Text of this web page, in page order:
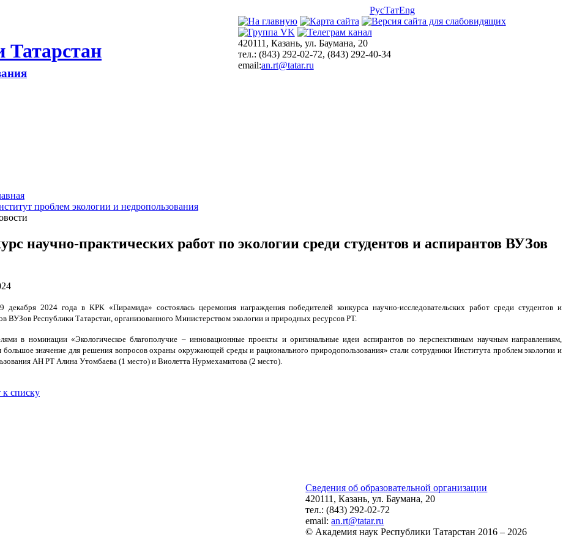
РусТатEng
Татарстан
420111, Казань, ул. Баумана, 20
тел.: (843) 292-02-72, (843) 292-40-34
email:an.rt@tatar.ru
проблем экологии и недропользования
научно-практических работ по экологии среди студентов и аспирантов ВУЗов
декабря 2024 года в КРК «Пирамида» состоялась церемония награждения победителей конкурса научно-исследовательских работ среди студентов и
ВУЗов Республики Татарстан, организованного Министерством экологии и природных ресурсов РТ.
в номинации «Экологическое благополучие – инновационные проекты и оригинальные идеи аспирантов по перспективным научным направлениям,
значение для решения вопросов охраны окружающей среды и рационального природопользования» стали сотрудники Института проблем экологии и
АН РТ Алина Утомбаева (1 место) и Виолетта Нурмехамитова (2 место).
к списку
Сведения об образовательной организации
420111, Казань, ул. Баумана, 20
тел.: (843) 292-02-72
email:an.rt@tatar.ru
© Академия наук Республики Татарстан 2016 – 2026